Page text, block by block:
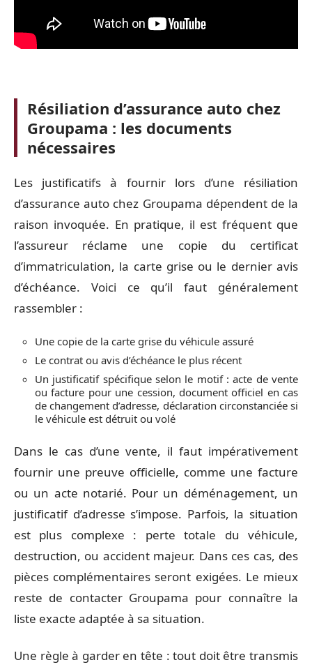
Résiliation d’assurance auto chez
Groupama : les documents
nécessaires
Les justificatifs à fournir lors d’une résiliation
d’assurance auto chez Groupama dépendent de la
raison invoquée. En pratique, il est fréquent que
l’assureur réclame une copie du certificat
d’immatriculation, la carte grise ou le dernier avis
d’échéance. Voici ce qu’il faut généralement
rassembler :
Une copie de la carte grise du véhicule assuré
Le contrat ou avis d’échéance le plus récent
Un justificatif spécifique selon le motif : acte de vente
ou facture pour une cession, document officiel en cas
de changement d’adresse, déclaration circonstanciée si
le véhicule est détruit ou volé
Dans le cas d’une vente, il faut impérativement
fournir une preuve officielle, comme une facture
ou un acte notarié. Pour un déménagement, un
justificatif d’adresse s’impose. Parfois, la situation
est plus complexe : perte totale du véhicule,
destruction, ou accident majeur. Dans ces cas, des
pièces complémentaires seront exigées. Le mieux
reste de contacter Groupama pour connaître la
liste exacte adaptée à sa situation.
Une règle à garder en tête : tout doit être transmis